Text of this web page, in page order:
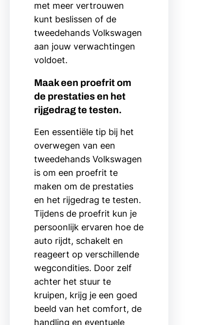
met meer vertrouwen
kunt beslissen of de
tweedehands Volkswagen
aan jouw verwachtingen
voldoet.
Maak een proefrit om
de prestaties en het
rijgedrag te testen.
Een essentiële tip bij het
overwegen van een
tweedehands Volkswagen
is om een proefrit te
maken om de prestaties
en het rijgedrag te testen.
Tijdens de proefrit kun je
persoonlijk ervaren hoe de
auto rijdt, schakelt en
reageert op verschillende
wegcondities. Door zelf
achter het stuur te
kruipen, krijg je een goed
beeld van het comfort, de
handling en eventuele